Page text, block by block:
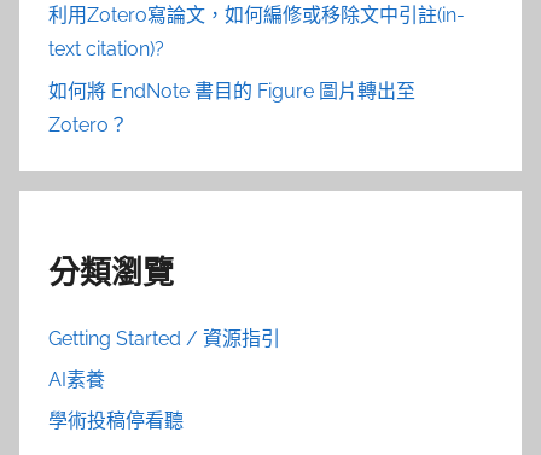
利用Zotero寫論文，如何編修或移除文中引註(in-
text citation)?
如何將 EndNote 書目的 Figure 圖片轉出至
Zotero？
分類瀏覽
Getting Started / 資源指引
AI素養
學術投稿停看聽